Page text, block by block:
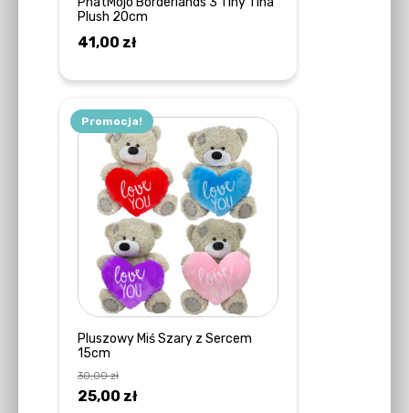
Plush 20cm
41,00 zł
Promocja!
Pluszowy Miś Szary z Sercem
15cm
30,00zł
Pierwotna
25,00 złAktualna
Ten
produkt
wiele
wariantów.
Opcje
można
wybrać
na
stronie
produktu